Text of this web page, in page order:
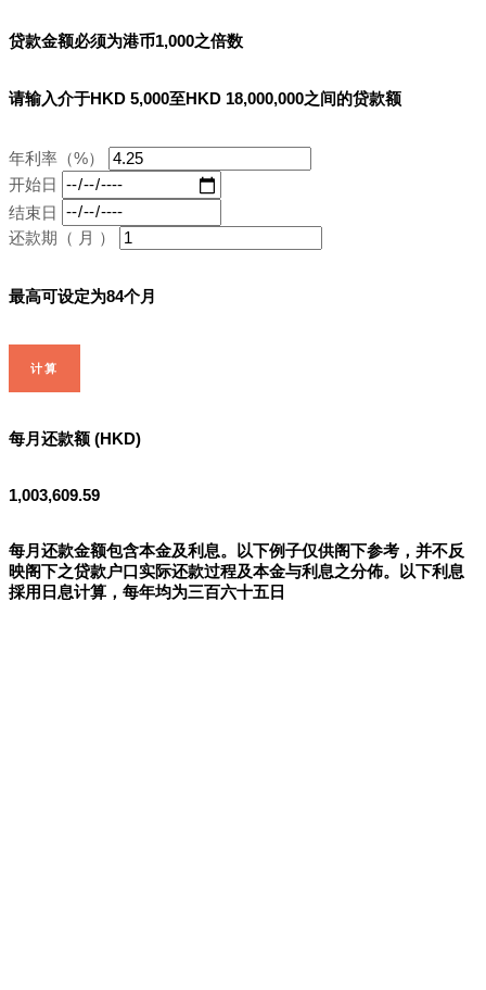
贷款金额必须为港币1,000之倍数
请输入介于HKD 5,000至HKD 18,000,000之间的贷款额
年利率（%）
开始日
结束日
还款期（ 月 ）
最高可设定为84个月
计算
每月还款额 (HKD)
1,003,609.59
每月还款金额包含本金及利息。以下例子仅供阁下参考，并不反
映阁下之贷款户口实际还款过程及本金与利息之分佈。以下利息
採用日息计算，每年均为三百六十五日